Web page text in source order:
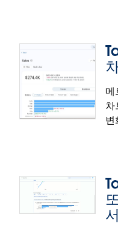
리글 및 열을 선택할 수
가할 수 있습니다.
설정을 따르므로 통화
트에 반영됩니다.
이 기능은 정식 출시
Tableau
면 전환할 때마다 사이
자격 증명을 다시 입력
이 기능은 정식 출시
메
차
변